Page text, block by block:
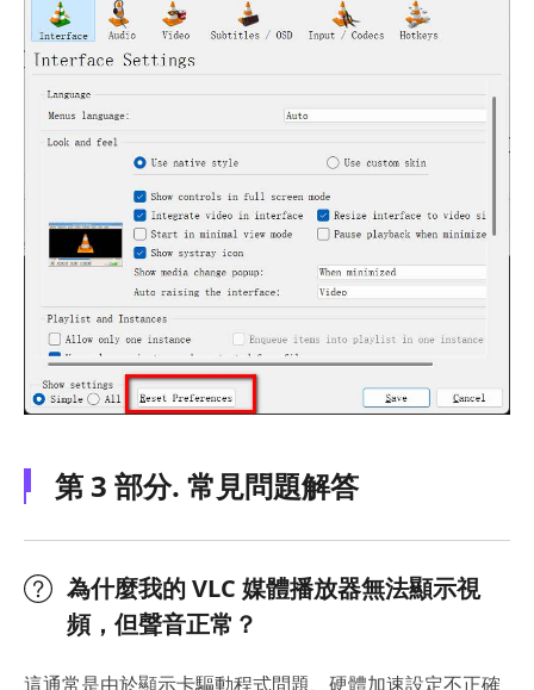
第 3 部分. 常見問題解答
為什麼我的 VLC 媒體播放器無法顯示視
頻，但聲音正常？
這通常是由於顯示卡驅動程式問題、硬體加速設定不正確